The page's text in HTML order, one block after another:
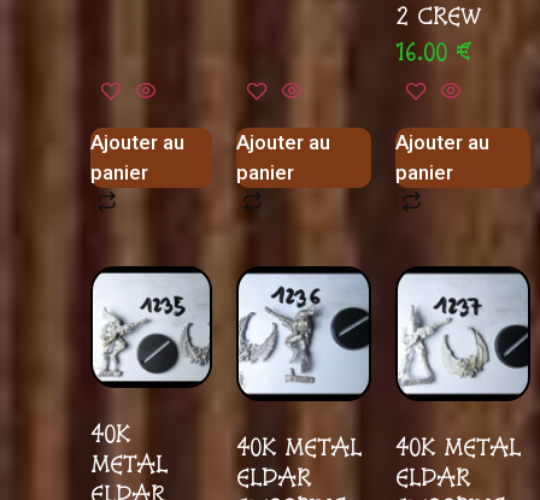
Ajouter au
panier
Ajouter au
panier
2 CREW
16.00 €
Ajouter au
panier
40K
METAL
ELDAR
40K METAL
ELDAR
40K METAL
ELDAR